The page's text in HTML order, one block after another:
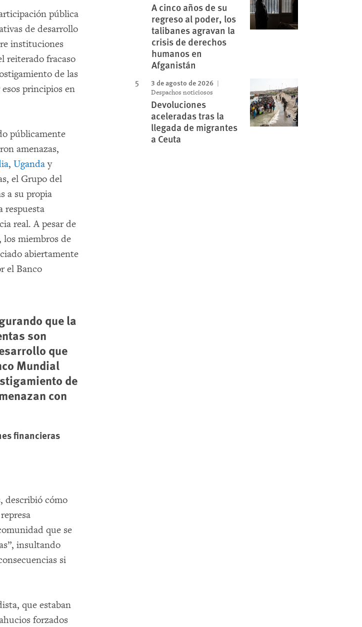
pública
de desarrollo
instituciones
reiterado fracaso
de las
principios en
públicamente
amenazas,
, Uganday
el Grupo del
a su propia
respuesta
real. A pesar de
los miembros de
abiertamente
el Banco
que la
son
que
Mundial
de
con
financieras
describió cómo
que se
insultando
si
que estaban
forzados
A cinco años de su
regreso al poder, los
talibanes agravan la
crisis de derechos
humanos en
Afganistán
3 de agosto de 2026
Despachos noticiosos
Devoluciones
aceleradas tras la
llegada de migrantes
a Ceuta